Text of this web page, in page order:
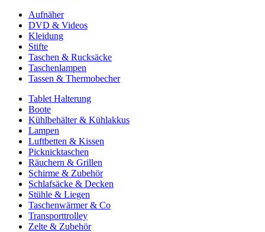
Aufnäher
DVD & Videos
Kleidung
Stifte
Taschen & Rucksäcke
Taschenlampen
Tassen & Thermobecher
Tablet Halterung
Boote
Kühlbehälter & Kühlakkus
Lampen
Luftbetten & Kissen
Picknicktaschen
Räuchern & Grillen
Schirme & Zubehör
Schlafsäcke & Decken
Stühle & Liegen
Taschenwärmer & Co
Transporttrolley
Zelte & Zubehör